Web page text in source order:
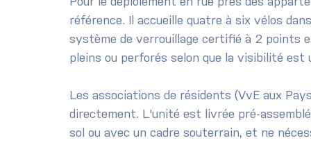
Pour le déploiement en rue près des
référence. Il accueille quatre à six vélos
système de verrouillage certifié à 2 points
pleins ou perforés selon que la visibilité est
Les associations de résidents (VvE aux
directement. L'unité est livrée pré-
sol ou avec un cadre souterrain, et ne